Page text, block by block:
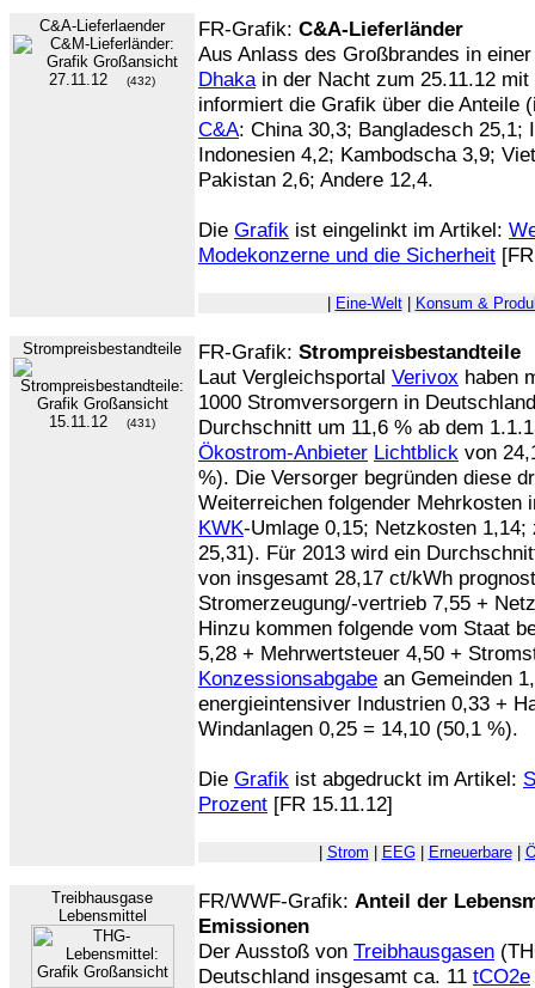
C&A-Lieferlaender
27.11.12 (432)
FR-Grafik: C&A-Lieferländer
Aus Anlass des Großbrandes in
Dhakain der Nacht zum 25.11.12 mit
informiert die Grafik über die Anteile
C&A: China 30,3; Bangladesch 25,1;
Indonesien 4,2; Kambodscha 3,9;
Pakistan 2,6; Andere 12,4.
Die Grafik ist eingelinkt im Artikel:
Modekonzerne und die Sicherheit
Eine-Welt| Konsum &
Strompreisbestandteile
15.11.12 (431)
FR-Grafik: Strompreisbestandteile
Laut Vergleichsportal Verivox haben
1000 Stromversorgern in
Durchschnitt um 11,6 % ab dem
Ökostrom-Anbieter Lichtblick von
%). Die Versorger begründen diese
Weiterreichen folgender Mehrkosten
KWK-Umlage 0,15; Netzkosten
25,31). Für 2013 wird ein
von insgesamt 28,17 ct/kWh
Stromerzeugung/-vertrieb 7,55 +
Hinzu kommen folgende vom Staat
5,28 + Mehrwertsteuer 4,50 +
Konzessionsabgabe an Gemeinden
energieintensiver Industrien 0,33 +
Windanlagen 0,25 = 14,10 (50,1 %).
Die Grafik ist abgedruckt im Artikel:
Prozent [FR 15.11.12]
Strom EEG| Erneuerbare|
Treibhausgase
Lebensmittel
FR/WWF-Grafik: Anteil der
Emissionen
Der Ausstoß von Treibhausgasen
Deutschland insgesamt ca. 11 tCO2e